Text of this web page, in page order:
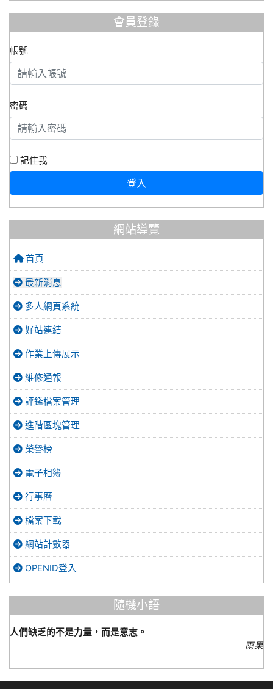
會員登錄
帳號
密碼
記住我
登入
網站導覽
首頁
最新消息
多人網頁系統
好站連結
作業上傳展示
維修通報
評鑑檔案管理
進階區塊管理
榮譽榜
電子相簿
行事曆
檔案下載
網站計數器
OPENID登入
隨機小語
人們缺乏的不是力量，而是意志。
雨果